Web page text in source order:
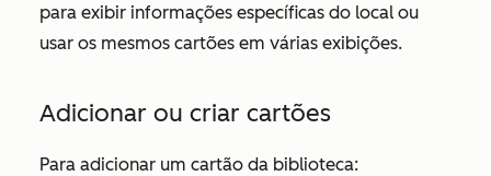
para exibir informações específicas do local ou
usar os mesmos cartões em várias exibições.
Adicionar ou criar cartões
Para adicionar um cartão da biblioteca: